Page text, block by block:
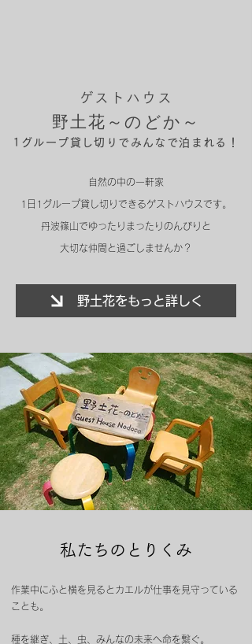
ゲストハウス
​野土花～のどか～
1グループ貸し切りでみんなで泊まれる！
自然の中の一軒家
1日1グループ貸し切りできるゲストハウスです。
丹波篠山でゆったりまったりのんびりと
大切な仲間と過ごしませんか？
野土花をもっと詳しく
私たちのとりくみ
作業中にふと横を見るとカエルが仕事を見守っている
ことも。
種を継ぎ、土、虫、みんなの未来へ命を繋ぐ。